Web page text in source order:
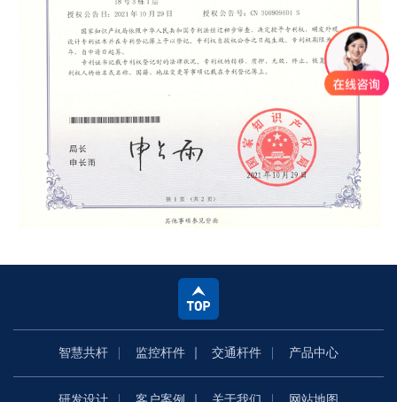
智慧共杆 监控杆件 交通杆件 产品中心